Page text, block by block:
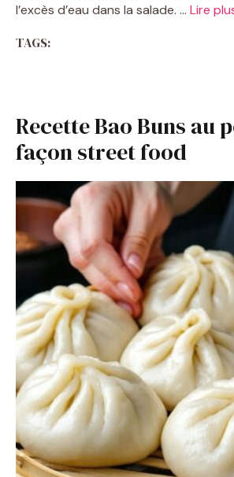
l’excès d’eau dans la salade. … Lire
TAGS:
Recette Bao Buns au
façon street food